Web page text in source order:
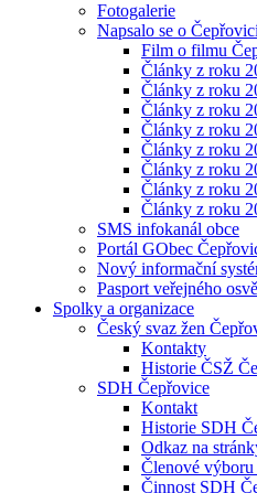
Fotogalerie
Napsalo se o
Film o filmu
Články z roku
Články z roku
Články z roku
Články z roku
Články z roku
Články z roku
Články z roku
Články z roku
SMS infokanál obce
Portál GObec
Nový informační
Pasport veřejného
Spolky a organizace
Český svaz žen
Kontakty
Historie ČSŽ
SDH Čepřovice
Kontakt
Historie SDH
Odkaz na
Členové
Činnost SDH